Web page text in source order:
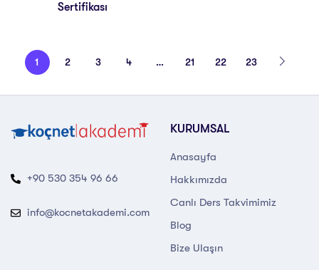
Sertifikası
1 2 3 4 … 21 22 23
+90 530 354 96 66
info@kocnetakademi.com
KURUMSAL
Anasayfa
Hakkımızda
Canlı Ders Takvimimiz
Blog
Bize Ulaşın